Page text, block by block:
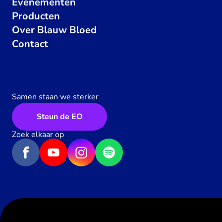
Producten
Over Blauw Bloed
Contact
Samen staan we sterker
Steun de EO
Zoek elkaar op